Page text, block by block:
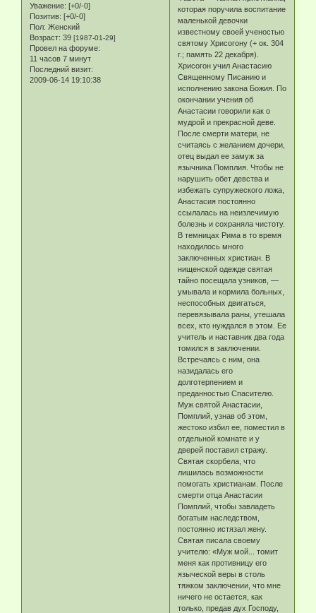
Уважение: [+0/-0]
Позитив: [+0/-0]
Пол: Женский
Возраст: 39 [1987-01-29]
Провел на форуме:
11 часов 7 минут
Последний визит:
2009-06-14 19:10:38
которая поручила воспитание
маленькой девочки
известному своей ученостью
святому Хрисогону (+ ок. 304
г.; память 22 декабря).
Хрисогон учил Анастасию
Священному Писанию и
исполнению закона Божия. По
окончании учения об
Анастасии говорили как о
мудрой и прекрасной деве.
После смерти матери, не
считаясь с желанием дочери,
отец выдал ее замуж за
язычника Помплия. Чтобы не
нарушить обет девства и
избежать супружеского ложа,
Анастасия постоянно
ссылалась на неизлечимую
болезнь и сохраняла чистоту.
В темницах Рима в то время
находилось много
заключенных христиан. В
нищенской одежде святая
тайно посещала узников, —
умывала и кормила больных,
неспособных двигаться,
перевязывала раны, утешала
всех, кто нуждался в этом. Ее
учитель и наставник два года
томился в заключении.
Встречаясь с ним, она
назидалась его
долготерпением и
преданностью Спасителю.
Муж святой Анастасии,
Помплий, узнав об этом,
жестоко избил ее, поместил в
отдельной комнате и у
дверей поставил стражу.
Святая скорбела, что
лишилась возможности
помогать христианам. После
смерти отца Анастасии
Помплий, чтобы завладеть
богатым наследством,
постоянно истязал жену.
Святая писала своему
учителю: «Муж мой... томит
меня как противницу его
языческой веры в столь
тяжком заключении, что мне
ничего не остается, как
только, предав дух Господу,